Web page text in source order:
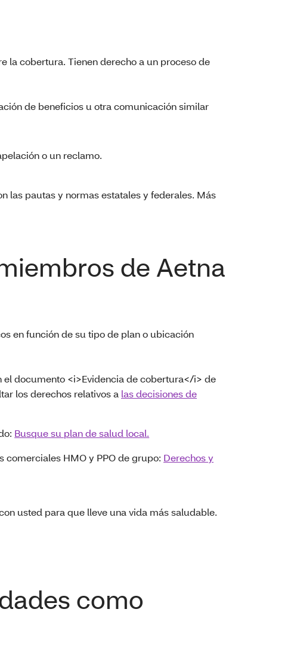
la cobertura. Tienen derecho a un proceso de
de beneficios u otra comunicación similar
o un reclamo.
las pautas y normas estatales y federales. Más
de Aetna
en función de su tipo de plan o ubicación
el documento <i>Evidencia de cobertura</i> de
los derechos relativos a las decisiones de
Busque su plan de salud local.
comerciales HMO y PPO de grupo: Derechos y
usted para que lleve una vida más saludable.
como